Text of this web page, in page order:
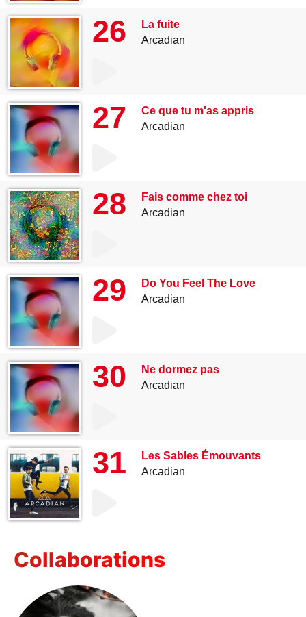
26
La fuite
Arcadian
27
Ce que tu m'as appris
Arcadian
28
Fais comme chez toi
Arcadian
29
Do You Feel The Love
Arcadian
30
Ne dormez pas
Arcadian
31
Les Sables Émouvants
Arcadian
Collaborations